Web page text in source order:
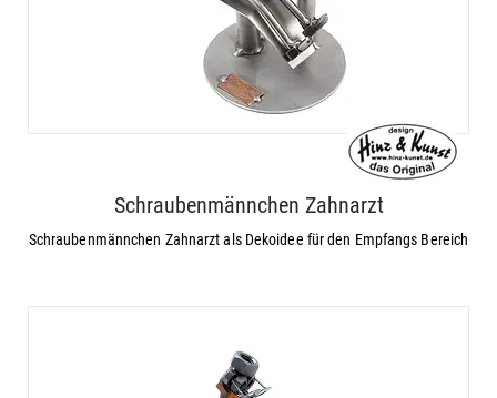
Schraubenmännchen Zahnarzt
Schraubenmännchen Zahnarzt als Dekoidee für den Empfangs Bereich